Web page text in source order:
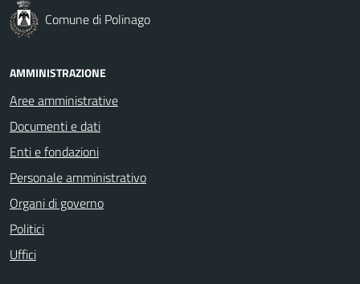
Comune di Polinago
AMMINISTRAZIONE
Aree amministrative
Documenti e dati
Enti e fondazioni
Personale amministrativo
Organi di governo
Politici
Uffici